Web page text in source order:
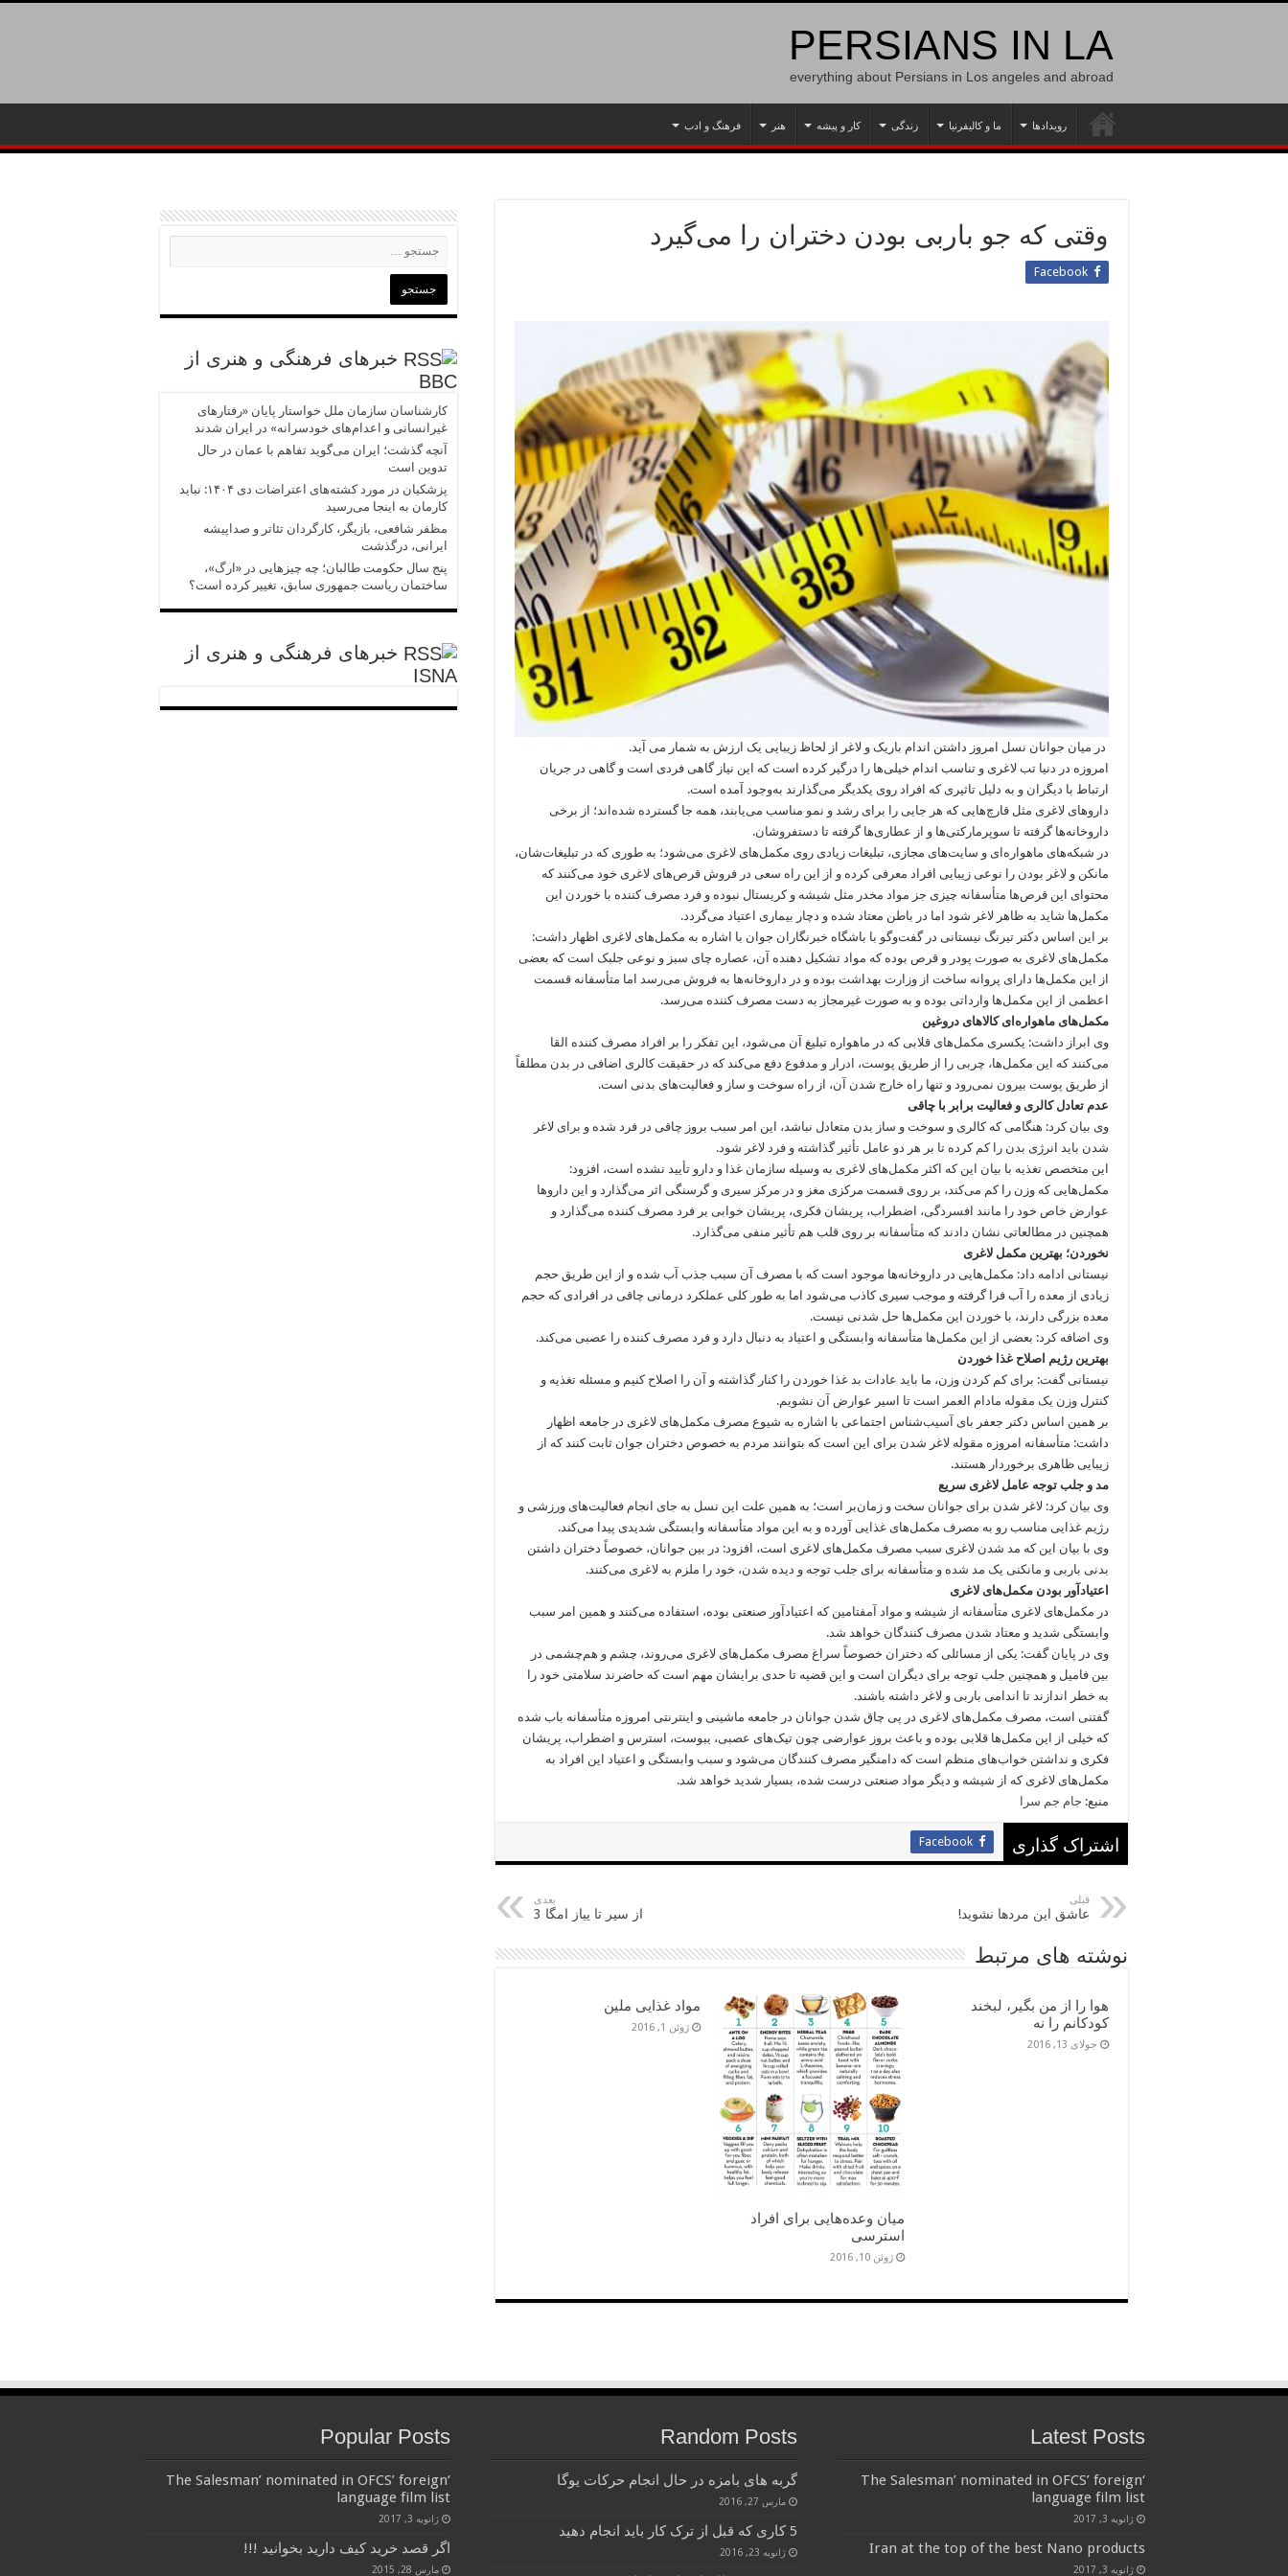
PERSIANS IN LA
everything about Persians in Los angeles and abroad
رویدادها ما و کالیفرنیا زندگی کار و پیشه هنر فرهنگ و ادب
وقتی که جو باربی بودن دختران را می‌گیرد
Facebook
در میان جوانان نسل امروز داشتن اندام باریک و لاغر از لحاظ زیبایی یک ارزش به شمار می آید.
امروزه در دنیا تب لاغری و تناسب اندام خیلی‌ها را درگیر کرده است که این نیاز گاهی فردی است و گاهی در جریان
ارتباط با دیگران و به‌ دلیل تاثیری که افراد روی یکدیگر می‌گذارند به‌وجود آمده است.
داروهای لاغری مثل قارچ‌هایی که هر جایی را برای رشد و نمو مناسب می‌یابند، همه جا گسترده شده‌اند؛ از برخی
داروخانه‌ها گرفته تا سوپرمارکتی‌ها و از عطاری‌ها گرفته تا دستفروشان.
در شبکه‌های ماهواره‌ای و سایت‌های مجازی، تبلیغات زیادی روی مکمل‌های لاغری می‌شود؛ به طوری که در تبلیغات‌شان،
مانکن و لاغر بودن را نوعی زیبایی افراد معرفی کرده و از این راه سعی در فروش قرص‌های لاغری خود می‌کنند که
محتوای این قرص‌ها متأسفانه چیزی جز مواد مخدر مثل شیشه و کریستال نبوده و فرد مصرف کننده با خوردن این
مکمل‌ها شاید به ظاهر لاغر شود اما در باطن معتاد شده و دچار بیماری اعتیاد می‌گردد.
بر این اساس دکتر تیرنگ نیستانی در گفت‌وگو با باشگاه خبرنگاران جوان با اشاره به مکمل‌های لاغری اظهار داشت:
مکمل‌های لاغری به صورت پودر و قرص بوده که مواد تشکیل دهنده آن، عصاره چای سبز و نوعی جلبک است که بعضی
از این مکمل‌ها دارای پروانه ساخت از وزارت بهداشت بوده و در داروخانه‌ها به فروش می‌رسد اما متأسفانه قسمت
اعظمی از این مکمل‌ها وارداتی بوده و به صورت غیرمجاز به دست مصرف کننده می‌رسد.
مکمل‌های ماهواره‌ای کالاهای دروغین
وی ابراز داشت: یکسری مکمل‌های قلابی که در ماهواره تبلیغ آن می‌شود، این تفکر را بر افراد مصرف کننده القا
می‌کنند که این مکمل‌ها، چربی را از طریق پوست، ادرار و مدفوع دفع می‌کند که در حقیقت کالری اضافی در بدن مطلقاً
از طریق پوست بیرون نمی‌رود و تنها راه خارج شدن آن، از راه سوخت و ساز و فعالیت‌های بدنی است.
عدم تعادل کالری و فعالیت برابر با چاقی
وی بیان کرد: هنگامی که کالری و سوخت و ساز بدن متعادل نباشد، این امر سبب بروز چاقی در فرد شده و برای لاغر
شدن باید انرژی بدن را کم کرده تا بر هر دو عامل تأثیر گذاشته و فرد لاغر شود.
این متخصص تغذیه با بیان این که اکثر مکمل‌های لاغری به وسیله سازمان غذا و دارو تأیید نشده است، افزود:
مکمل‌هایی که وزن را کم می‌کند، بر روی قسمت مرکزی مغز و در مرکز سیری و گرسنگی اثر می‌گذارد و این داروها
عوارض خاص خود را مانند افسردگی، اضطراب، پریشان فکری، پریشان خوابی بر فرد مصرف کننده می‌گذارد و
همچنین در مطالعاتی نشان دادند که متأسفانه بر روی قلب هم تأثیر منفی می‌گذارد.
نخوردن؛ بهترین مکمل لاغری
نیستانی ادامه داد: مکمل‌هایی در داروخانه‌ها موجود است که با مصرف آن سبب جذب آب شده و از این طریق حجم
زیادی از معده را آب فرا گرفته و موجب سیری کاذب می‌شود اما به طور کلی عملکرد درمانی چاقی در افرادی که حجم
معده بزرگی دارند، با خوردن این مکمل‌ها حل شدنی نیست.
وی اضافه کرد: بعضی از این مکمل‌ها متأسفانه وابستگی و اعتیاد به دنبال دارد و فرد مصرف کننده را عصبی می‌کند.
بهترین رژیم اصلاح غذا خوردن
نیستانی گفت: برای کم کردن وزن، ما باید عادات بد غذا خوردن را کنار گذاشته و آن را اصلاح کنیم و مسئله تغذیه و
کنترل وزن یک مقوله مادام العمر است تا اسیر عوارض آن نشویم.
بر همین اساس دکتر جعفر بای آسیب‌شناس اجتماعی با اشاره به شیوع مصرف مکمل‌های لاغری در جامعه اظهار
داشت: متأسفانه امروزه مقوله لاغر شدن برای این است که بتوانند مردم به خصوص دختران جوان ثابت کنند که از
زیبایی ظاهری برخوردار هستند.
مد و جلب توجه عامل لاغری سریع
وی بیان کرد: لاغر شدن برای جوانان سخت و زمان‌بر است؛ به همین علت این نسل به جای انجام فعالیت‌های ورزشی و
رژیم غذایی مناسب رو به مصرف مکمل‌های غذایی آورده و به این مواد متأسفانه وابستگی شدیدی پیدا می‌کند.
وی با بیان این که مد شدن لاغری سبب مصرف مکمل‌های لاغری است، افزود: در بین جوانان، خصوصاً دختران داشتن
بدنی باربی و مانکنی یک مد شده و متأسفانه برای جلب توجه و دیده شدن، خود را ملزم به لاغری می‌کنند.
اعتیادآور بودن مکمل‌های لاغری
در مکمل‌های لاغری متأسفانه از شیشه و مواد آمفتامین که اعتیادآور صنعتی بوده، استفاده می‌کنند و همین امر سبب
وابستگی شدید و معتاد شدن مصرف کنندگان خواهد شد.
وی در پایان گفت: یکی از مسائلی که دختران خصوصاً سراغ مصرف مکمل‌های لاغری می‌روند، چشم و هم‌چشمی در
بین فامیل و همچنین جلب توجه برای دیگران است و این قضیه تا حدی برایشان مهم است که حاضرند سلامتی خود را
به خطر اندازند تا اندامی باربی و لاغر داشته باشند.
گفتنی است، مصرف مکمل‌های لاغری در پی چاق شدن جوانان در جامعه ماشینی و اینترنتی امروزه متأسفانه باب شده
که خیلی از این مکمل‌ها قلابی بوده و باعث بروز عوارضی چون تیک‌های عصبی، یبوست، استرس و اضطراب، پریشان
فکری و نداشتن خواب‌های منظم است که دامنگیر مصرف کنندگان می‌شود و سبب وابستگی و اعتیاد این افراد به
مکمل‌های لاغری که از شیشه و دیگر مواد صنعتی درست شده، بسیار شدید خواهد شد.
منبع: جام جم سرا
اشتراک گذاری Facebook
قبلی
عاشق این مردها نشوید!
بعدی
از سیر تا پیاز امگا 3
نوشته های مرتبط
هوا را از من بگیر، لبخند
کودکانم را نه
جولای 13, 2016
میان وعده‌هایی برای افراد
استرسی
ژوئن 10, 2016
مواد غذایی ملین
ژوئن 1, 2016
خبرهای فرهنگی و هنری از
BBC
کارشناسان سازمان ملل خواستار پایان «رفتارهای
غیرانسانی و اعدام‌های خودسرانه» در ایران شدند
آنچه گذشت؛ ایران می‌گوید تفاهم با عمان در حال
تدوین است
پزشکیان در مورد کشته‌های اعتراضات دی ۱۴۰۴: نباید
کارمان به اینجا می‌رسید
مظفر شافعی، بازیگر، کارگردان تئاتر و صداپیشه
ایرانی، درگذشت
پنج سال حکومت طالبان؛ چه چیزهایی در «ارگ»،
ساختمان ریاست جمهوری سابق، تغییر کرده است؟
خبرهای فرهنگی و هنری از
ISNA
Latest Posts
‘The Salesman’ nominated in OFCS’ foreign
language film list
ژانویه 3, 2017
Iran at the top of the best Nano products
ژانویه 3, 2017
Random Posts
گربه های بامزه در حال انجام حرکات یوگا
مارس 27, 2016
5 کاری که قبل از ترک کار باید انجام دهید
ژانویه 23, 2016
Popular Posts
‘The Salesman’ nominated in OFCS’ foreign
language film list
ژانویه 3, 2017
اگر قصد خرید کیف دارید بخوانید !!!
مارس 28, 2015